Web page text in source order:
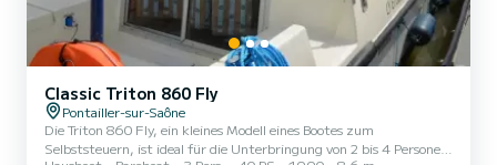
Classic Triton 860 Fly
Pontailler-sur-Saône
Die Triton 860 Fly, ein kleines Modell eines Bootes zum
Selbststeuern, ist ideal für die Unterbringung von 2 bis 4 Personen